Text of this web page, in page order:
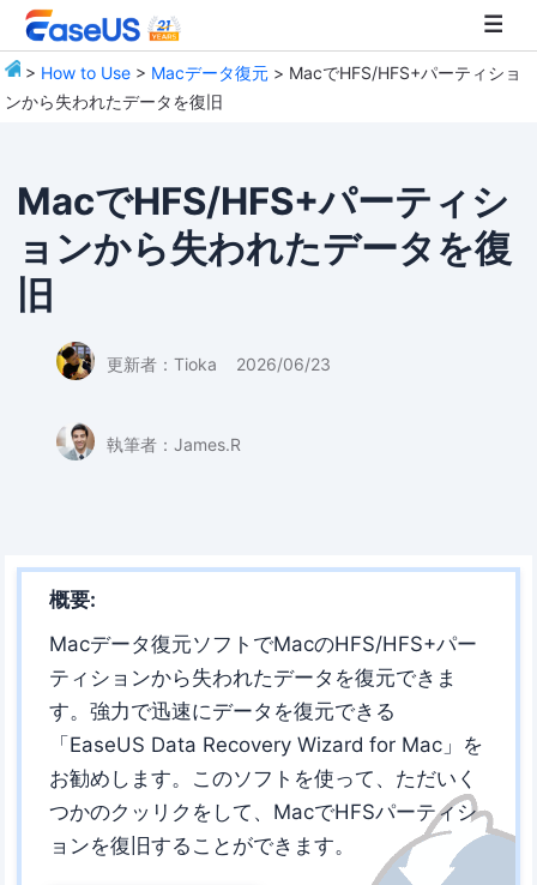
> How to Use > Macデータ復元 > MacでHFS/HFS+パーティショ
ンから失われたデータを復旧
MacでHFS/HFS+パーティシ
ョンから失われたデータを復
旧
更新者： Tioka 2026/06/23
執筆者： James.R
概要:
Macデータ復元ソフトでMacのHFS/HFS+パー
ティションから失われたデータを復元できま
す。強力で迅速にデータを復元できる
「EaseUS Data Recovery Wizard for Mac」を
お勧めします。このソフトを使って、ただいく
つかのクッリクをして、MacでHFSパーティシ
ョンを復旧することができます。